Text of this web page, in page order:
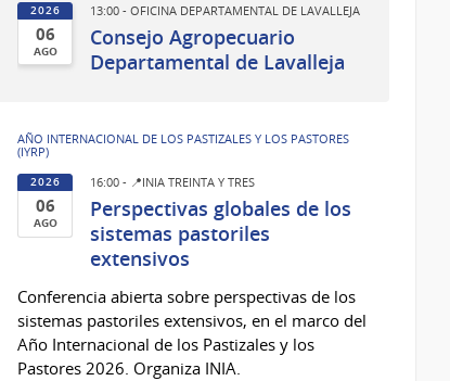
2026
06
AGO
Ago
del
2026
13:00 - OFICINA DEPARTAMENTAL DE LAVALLEJA
Consejo Agropecuario
Departamental de Lavalleja
AÑO INTERNACIONAL DE LOS PASTIZALES Y LOS PASTORES
(IYRP)
2026
06
AGO
Ago
del
2026
16:00 - 📍INIA TREINTA Y TRES
Perspectivas globales de los
sistemas pastoriles
extensivos
Conferencia abierta sobre perspectivas de los
sistemas pastoriles extensivos, en el marco del
Año Internacional de los Pastizales y los
Pastores 2026. Organiza INIA.